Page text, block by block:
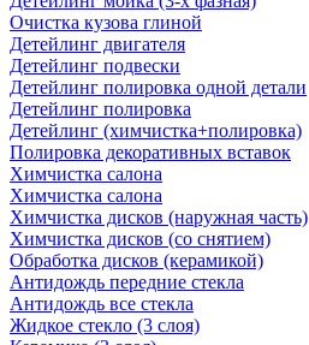
Очистка кузова глиной
Детейлинг двигателя
Детейлинг подвески
Детейлинг полировка одной детали
Детейлинг полировка
Детейлинг (химчистка+полировка)
Полировка декоративных вставок
Химчистка салона
Химчистка салона
Химчистка дисков (наружная часть)
Химчистка дисков (со снятием)
Обработка дисков (керамикой)
Антидождь передние стекла
Антидождь все стекла
Жидкое стекло (3 слоя)